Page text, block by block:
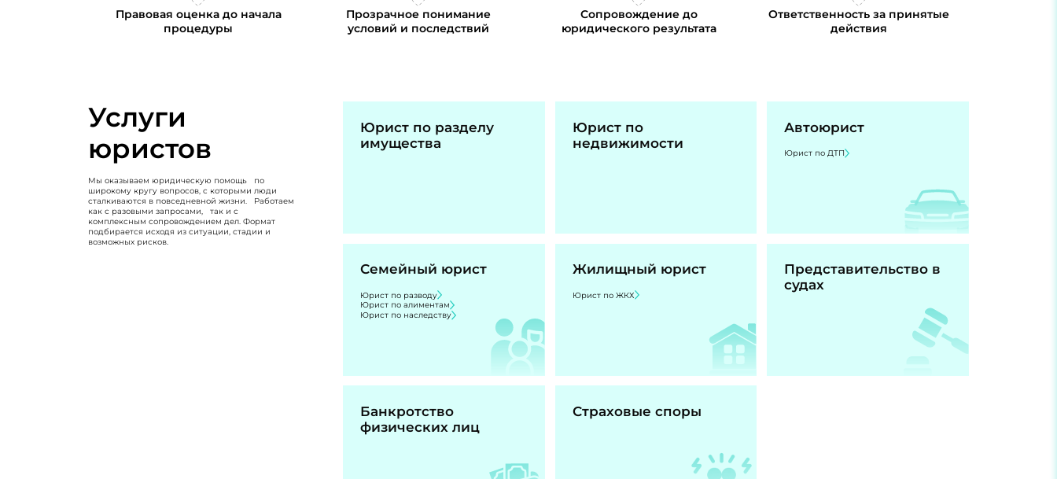
Правовая оценка до начала
процедуры
Прозрачное понимание
условий и последствий
Сопровождение до
юридического результата
Ответственность за принятые
действия
Услуги
юристов
Мы оказываем юридическую помощь по
широкому кругу вопросов, с которыми люди
сталкиваются в повседневной жизни. Работаем
как с разовыми запросами, так и с
комплексным сопровождением дел. Формат
подбирается исходя из ситуации, стадии и
возможных рисков.
Юрист по разделу
имущества
Юрист по
недвижимости
Автоюрист
Юрист по ДТП
Семейный юрист
Юрист по разводу
Юрист по алиментам
Юрист по наследству
Жилищный юрист
Юрист по ЖКХ
Представительство в
судах
Банкротство
физических лиц
Страховые споры